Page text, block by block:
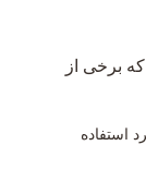
برخی از
استفاده